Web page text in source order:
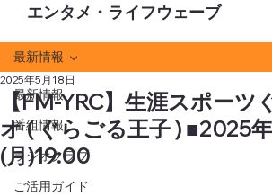
エンタメ・ライフウェーブ
最新情報
番組情報
ラジオクラブ
ご活用ガイド
最新情報
【FM-YRC】生涯スポーツ
オ ( ぐらごる王子 ) ■2025
(月)19:00
2025年5月18日